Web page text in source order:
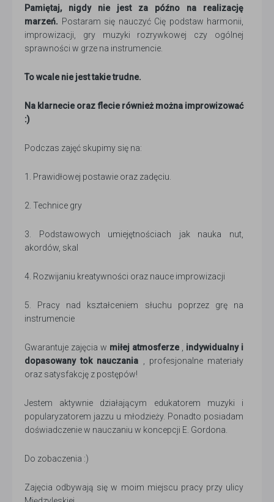
Pamiętaj, nigdy nie jest za późno na realizację
marzeń. Postaram się nauczyć Cię podstaw harmonii,
improwizacji, gry muzyki rozrywkowej czy ogólnej
sprawności w grze na instrumencie.
To wcale nie jest takie trudne.
Na klarnecie oraz flecie również można improwizować
:)
Podczas zajęć skupimy się na:
1. Prawidłowej postawie oraz zadęciu.
2. Technice gry
3. Podstawowych umiejętnościach jak nauka nut,
akordów, skal
4. Rozwijaniu kreatywności oraz nauce improwizacji
5. Pracy nad kształceniem słuchu poprzez grę na
instrumencie
Gwarantuje zajęcia w miłej atmosferze, indywidualny i
dopasowany tok nauczania , profesjonalne materiały
oraz satysfakcję z postępów!
Jestem aktywnie działającym edukatorem muzyki i
popularyzatorem jazzu u młodzieży. Ponadto posiadam
doświadczenie w nauczaniu w koncepcji E. Gordona.
Do zobaczenia :)
Zajęcia odbywają się w moim miejscu pracy przy ulicy